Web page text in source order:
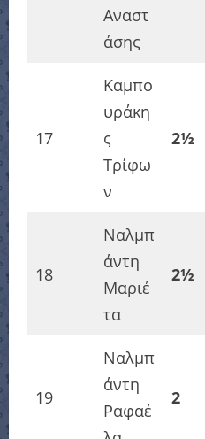
Αναστ
άσης
17
Καμπο
υράκη
ς
Τρίφω
ν
2½
18
Ναλμπ
άντη
Μαριέ
τα
2½
19
Ναλμπ
άντη
Ραφαέ
2